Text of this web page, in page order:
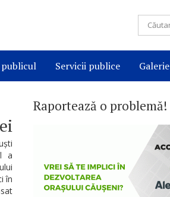
Servicii publice Galerie
a
în
Raportează o problemă!